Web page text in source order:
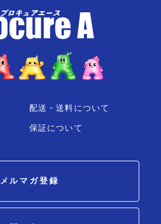
配送・送料について
保証について
メルマガ登録